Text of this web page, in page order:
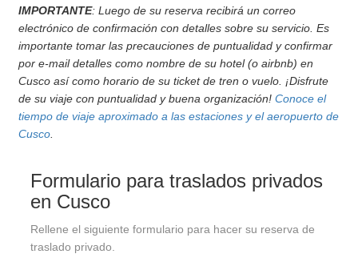
IMPORTANTE: Luego de su reserva recibirá un correo
electrónico de confirmación con detalles sobre su servicio. Es
importante tomar las precauciones de puntualidad y confirmar
por e-mail detalles como nombre de su hotel (o airbnb) en
Cusco así como horario de su ticket de tren o vuelo. ¡Disfrute
de su viaje con puntualidad y buena organización! Conoce el
tiempo de viaje aproximado a las estaciones y el aeropuerto de
Cusco.
Formulario para traslados privados
en Cusco
Rellene el siguiente formulario para hacer su reserva de
traslado privado.